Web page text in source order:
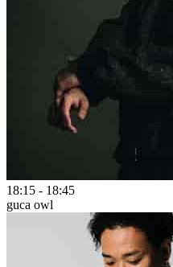
18:15 - 18:45
guca owl